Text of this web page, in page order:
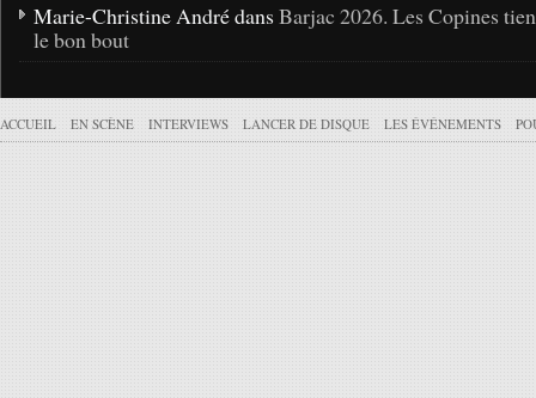
Marie-Christine André dans Barjac 2026. Les Copines
le bon bout
ACCUEIL EN SCÈNE INTERVIEWS LANCER DE DISQUE LES ÉVÉNEMENTS